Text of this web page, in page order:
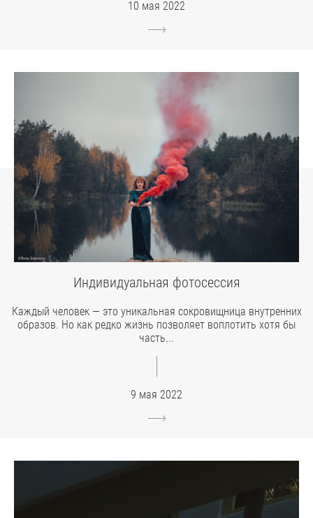
10 мая 2022
Индивидуальная фотосессия
Каждый человек — это уникальная сокровищница внутренних
образов. Но как редко жизнь позволяет воплотить хотя бы
часть...
9 мая 2022